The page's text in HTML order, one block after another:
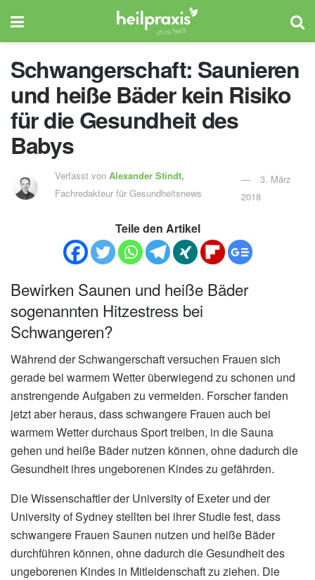
Schwangerschaft: Saunieren
und heiße Bäder kein Risiko
für die Gesundheit des
Babys
Verfasst von Alexander Stindt,
Fachredakteur für Gesundheitsnews
3. März
2018
Teile den Artikel
Bewirken Saunen und heiße Bäder
sogenannten Hitzestress bei
Schwangeren?
Während der Schwangerschaft versuchen Frauen sich
gerade bei warmem Wetter überwiegend zu schonen und
anstrengende Aufgaben zu vermeiden. Forscher fanden
jetzt aber heraus, dass schwangere Frauen auch bei
warmem Wetter durchaus Sport treiben, in die Sauna
gehen und heiße Bäder nutzen können, ohne dadurch die
Gesundheit ihres ungeborenen Kindes zu gefährden.
Die Wissenschaftler der University of Exeter und der
University of Sydney stellten bei ihrer Studie fest, dass
schwangere Frauen Saunen nutzen und heiße Bäder
durchführen können, ohne dadurch die Gesundheit des
ungeborenen Kindes in Mitleidenschaft zu ziehen. Die